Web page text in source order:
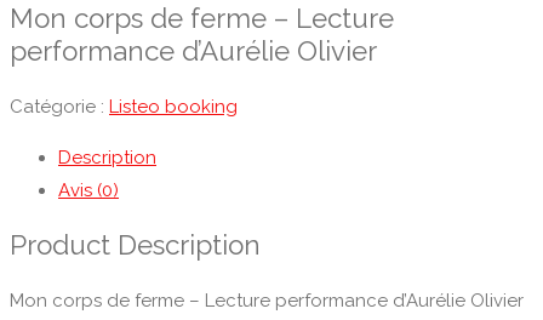
Mon corps de ferme – Lecture
performance d’Aurélie Olivier
Catégorie : Listeo booking
Description
Avis (0)
Product Description
Mon corps de ferme – Lecture performance d’Aurélie Olivier